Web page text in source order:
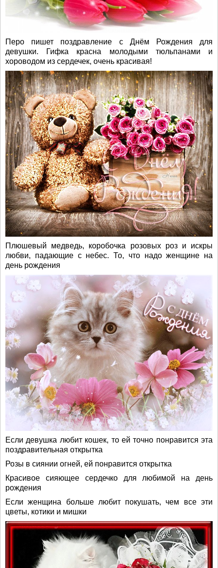
Перо пишет поздравление с Днём Рождения для
девушки. Гифка красна молодыми тюльпанами и
хороводом из сердечек, очень красивая!
Плюшевый медведь, коробочка розовых роз и искры
любви, падающие с небес. То, что надо женщине на
день рождения
Если девушка любит кошек, то ей точно понравится эта
поздравительная открытка
Розы в сиянии огней, ей понравится открытка
Красивое сияющее сердечко для любимой на день
рождения
Если женщина больше любит покушать, чем все эти
цветы, котики и мишки